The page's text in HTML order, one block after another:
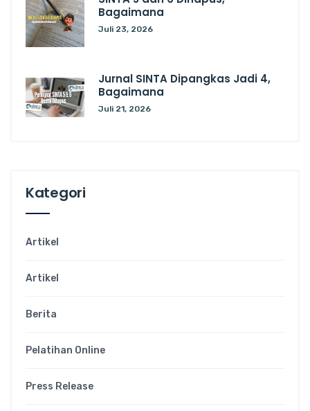
Bagaimana
Juli 23, 2026
Jurnal SINTA Dipangkas Jadi 4,
Bagaimana
Juli 21, 2026
Kategori
Artikel
Artikel
Berita
Pelatihan Online
Press Release